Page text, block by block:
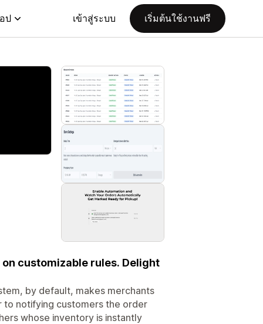
ป เข้าสู่ระบบ เริ่มต้นใช้งานฟรี
customizable rules. Delight
by default, makes merchants
to notifying customers the order
whose inventory is instantly